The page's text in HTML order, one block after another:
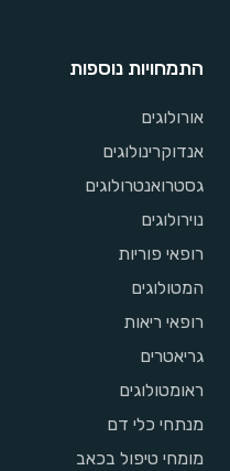
התמחויות נוספות
אורולוגים
אנדוקרינולוגים
גסטרואנטרולוגים
נוירולוגים
רופאי פוריות
המטולוגים
רופאי ריאות
גריאטרים
ראומטולוגים
מנתחי כלי דם
מומחי טיפול בכאב